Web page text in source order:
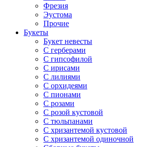
Фрезия
Эустома
Прочие
Букеты
Букет невесты
С герберами
С гипсофилой
С ирисами
С лилиями
С орхидеями
С пионами
С розами
С розой кустовой
С тюльпанами
С хризантемой кустовой
С хризантемой одиночной